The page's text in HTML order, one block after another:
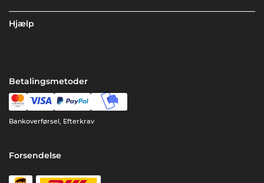
Hjælp
Betalingsmetoder
Bankoverførsel, Efterkrav
Forsendelse